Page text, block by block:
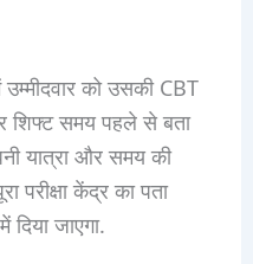
को उसकी CBT
शिफ्ट समय पहले से बता
यात्रा और समय की
परीक्षा केंद्र का पता
दिया जाएगा.